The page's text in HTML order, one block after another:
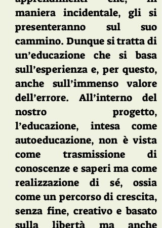
maniera incidentale, gli si
presenteranno sul suo
cammino. Dunque si tratta di
un’educazione che si basa
sull’esperienza e, per questo,
anche sull’immenso valore
dell’errore. All’interno del
nostro progetto,
l’educazione, intesa come
autoeducazione, non è vista
come trasmissione di
conoscenze e saperi ma come
realizzazione di sé, ossia
come un percorso di crescita,
senza fine, creativo e basato
sulla libertà ma anche